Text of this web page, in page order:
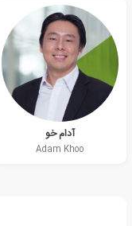
آدام خو
Adam Khoo